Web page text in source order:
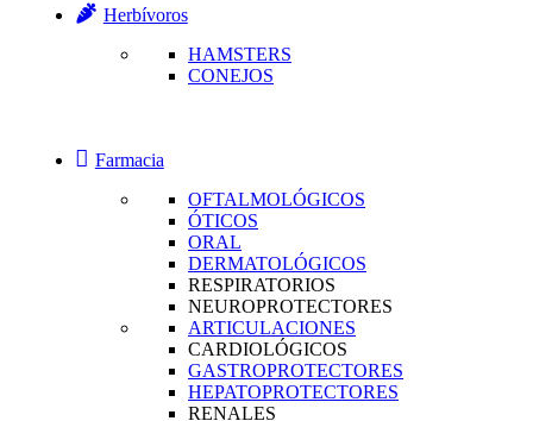
Herbívoros
HAMSTERS
CONEJOS
Farmacia
OFTALMOLÓGICOS
ÓTICOS
ORAL
DERMATOLÓGICOS
RESPIRATORIOS
NEUROPROTECTORES
ARTICULACIONES
CARDIOLÓGICOS
GASTROPROTECTORES
HEPATOPROTECTORES
RENALES